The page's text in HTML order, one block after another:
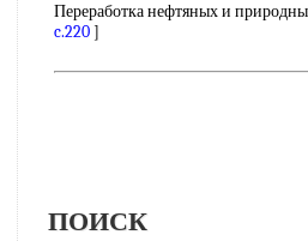
Переработка нефтяных и
c.220]
ПОИСК